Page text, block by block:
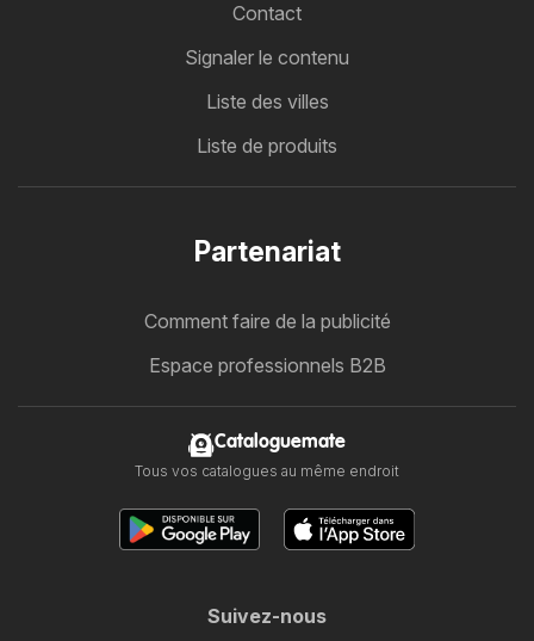
Contact
Signaler le contenu
Liste des villes
Liste de produits
Partenariat
Comment faire de la publicité
Espace professionnels B2B
Cataloguemate
Tous vos catalogues au même endroit
Suivez-nous